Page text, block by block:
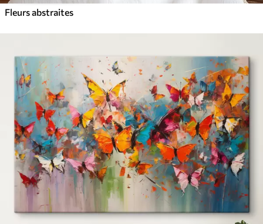
Fleurs abstraites